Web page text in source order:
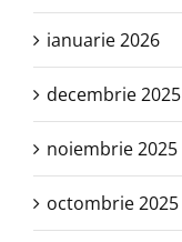
ianuarie 2026
decembrie 2025
noiembrie 2025
octombrie 2025